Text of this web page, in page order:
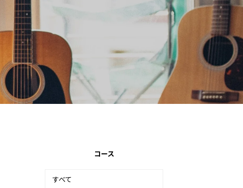
コース
すべて